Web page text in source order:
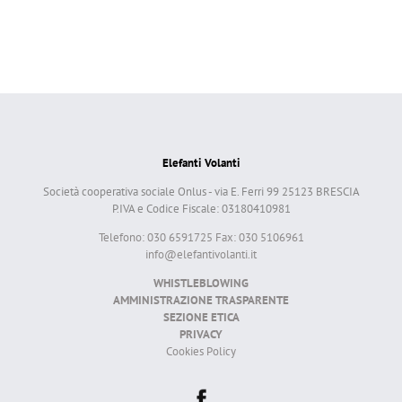
Elefanti Volanti
Società cooperativa sociale Onlus - via E. Ferri 99 25123 BRESCIA
P.IVA e Codice Fiscale: 03180410981
Telefono: 030 6591725 Fax: 030 5106961
info@elefantivolanti.it
WHISTLEBLOWING
AMMINISTRAZIONE TRASPARENTE
SEZIONE ETICA
PRIVACY
Cookies Policy